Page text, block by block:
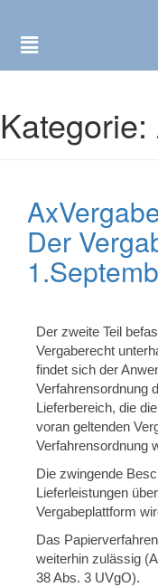
Kategorie:
Der
Der zweite Teil
Vergaberecht
findet sich der
Verfahrensordnung
Lieferbereich, die
voran geltenden
Verfahrensordnung
Die zwingende
Lieferleistungen
Vergabeplattform
Das
weiterhin zulässig
38 Abs. 3 UVgO).